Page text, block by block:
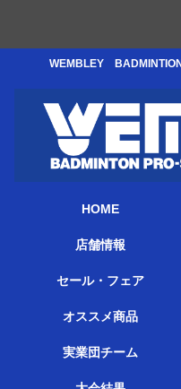
WEMBLEY
HOME
店舗情報
セール・フェア
オススメ商品
実業団チーム